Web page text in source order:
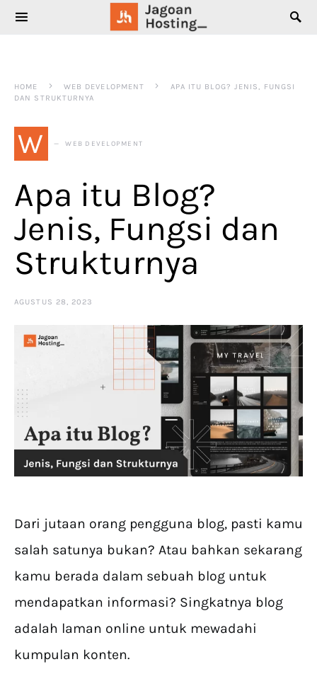
SEARCH FOR:
HOME WEB DEVELOPMENT
APA ITU BLOG? JENIS, FUNGSI
DAN STRUKTURNYA
W WEB DEVELOPMENT
Apa itu Blog?
Jenis, Fungsi dan
Strukturnya
AGUSTUS 28, 2023
Dari jutaan orang pengguna blog, pasti kamu
salah satunya bukan? Atau bahkan sekarang
kamu berada dalam sebuah blog untuk
mendapatkan informasi? Singkatnya blog
adalah laman online untuk mewadahi
kumpulan konten.